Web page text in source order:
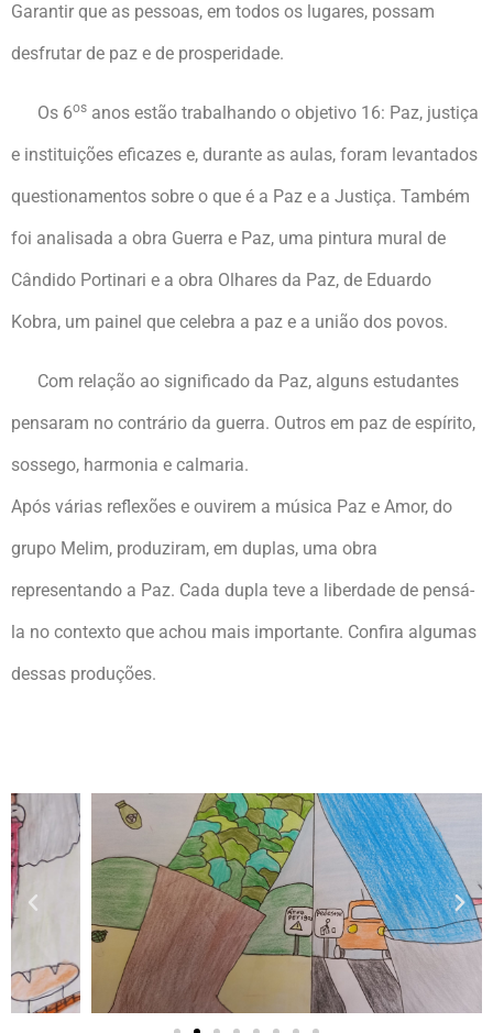
Garantir que as pessoas, em todos os lugares, possam
desfrutar de paz e de prosperidade.
Os 6os anos estão trabalhando o objetivo 16: Paz, justiça
e instituições eficazes e, durante as aulas, foram levantados
questionamentos sobre o que é a Paz e a Justiça. Também
foi analisada a obra Guerra e Paz, uma pintura mural de
Cândido Portinari e a obra Olhares da Paz, de Eduardo
Kobra, um painel que celebra a paz e a união dos povos.
Com relação ao significado da Paz, alguns estudantes
pensaram no contrário da guerra. Outros em paz de espírito,
sossego, harmonia e calmaria.
Após várias reflexões e ouvirem a música Paz e Amor, do
grupo Melim, produziram, em duplas, uma obra
representando a Paz. Cada dupla teve a liberdade de pensá-
la no contexto que achou mais importante. Confira algumas
dessas produções.